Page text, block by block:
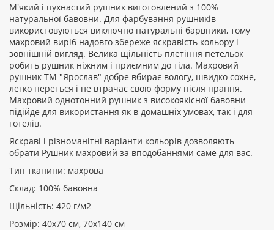
М'який і пухнастий рушник виготовлений з 100%
натуральної бавовни. Для фарбування рушників
використовуються виключно натуральні барвники, тому
махровий виріб надовго збереже яскравість кольору і
зовнішній вигляд. Велика щільність плетіння петельок
робить рушник ніжним і приємним до тіла. Махровий
рушник ТМ "Ярослав" добре вбирає вологу, швидко сохне,
легко переться і не втрачає свою форму після прання.
Махровий однотонний рушник з високоякісної бавовни
підійде для використання як в домашніх умовах, так і для
готелів.
Яскраві і різноманітні варіанти кольорів дозволяють
обрати Рушник махровий за вподобаннями саме для вас.
Тип тканини: махрова
Склад: 100% бавовна
Щільність: 420 г/м2
Розмір: 40х70 см, 70х140 см
Рейтинг:
ПРОДОВЖИТИ